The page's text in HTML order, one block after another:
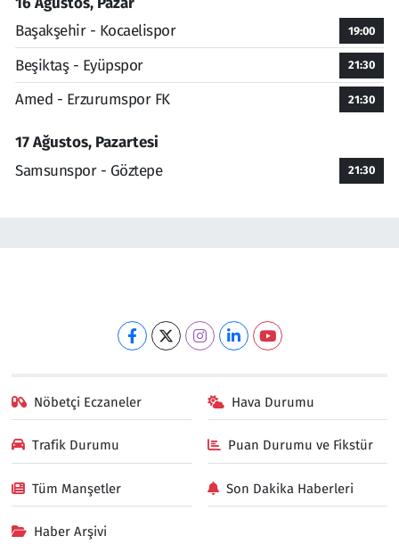
Başakşehir - Kocaelispor
19:00
Beşiktaş - Eyüpspor 21:30
Amed - Erzurumspor FK 21:30
17 Ağustos, Pazartesi
Samsunspor - Göztepe
21:30
Nöbetçi Eczaneler Hava Durumu
Trafik Durumu Puan Durumu ve Fikstür
Tüm Manşetler Son Dakika Haberleri
Haber Arşivi